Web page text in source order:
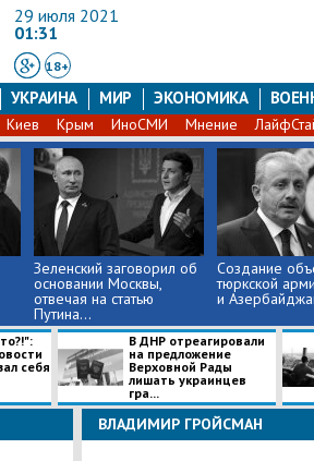
29 июля 2021
01:31
18+
УКРАИНА МИР ЭКОНОМИКА
Киев Крым ИноСМИ Мнение
Зеленский заговорил об
основании Москвы,
отвечая на статью
Путина...
Создание
тюркской
и
себя
В ДНР отреагировали
на предложение
Верховной Рады
лишать украинцев
гра...
ВЛАДИМИР ГРОЙСМАН